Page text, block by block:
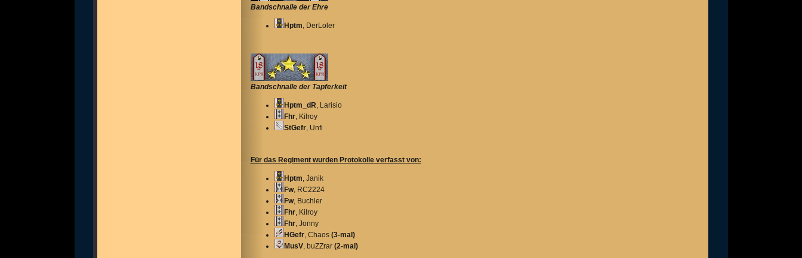
Bandschnalle der Ehre
Hptm, DerLoler
Bandschnalle der Tapferkeit
Hptm_dR, Larisio
Fhr, Kilroy
StGefr, Unfi
Für das Regiment wurden Protokolle verfasst von:
Hptm, Janik
Fw, RC2224
Fw, Buchler
Fhr, Kilroy
Fhr, Jonny
HGefr, Chaos (3-mal)
MusV, buZZrar (2-mal)